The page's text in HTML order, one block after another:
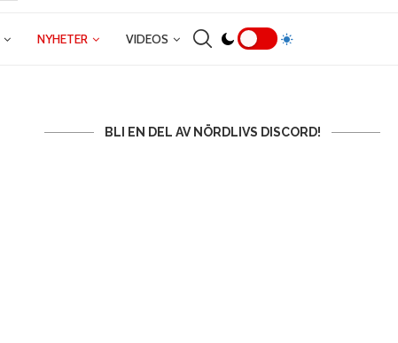
NYHETER VIDEOS
BLI EN DEL AV NÖRDLIVS DISCORD!